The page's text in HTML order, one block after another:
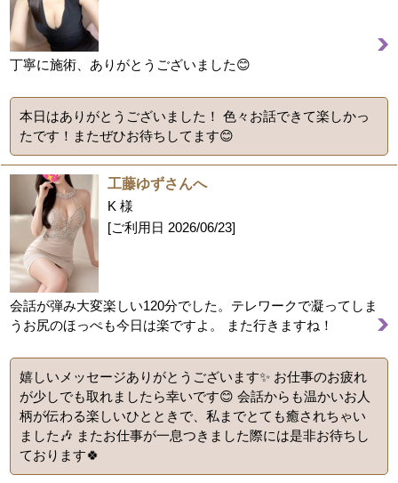
丁寧に施術、ありがとうございました😊
本日はありがとうございました！ 色々お話できて楽しかっ
たです！またぜひお待ちしてます😊
工藤ゆずさんへ
K 様
[ご利用日 2026/06/23]
会話が弾み大変楽しい120分でした。テレワークで凝ってしま
うお尻のほっぺも今日は楽ですよ。 また行きますね！
嬉しいメッセージありがとうございます✨️ お仕事のお疲れ
が少しでも取れましたら幸いです😊 会話からも温かいお人
柄が伝わる楽しいひとときで、私までとても癒されちゃい
ました🎶 またお仕事が一息つきました際には是非お待ちし
ております🍀